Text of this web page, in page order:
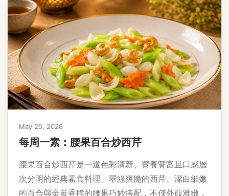
May 25, 2026
每周一素：腰果百合炒西芹
腰果百合炒西芹是一道色彩清新、營養豐富且口感層
次分明的經典素食料理。翠綠爽脆的西芹、潔白細嫩
的百合與金黃香脆的腰果巧妙搭配，不僅外觀雅緻，